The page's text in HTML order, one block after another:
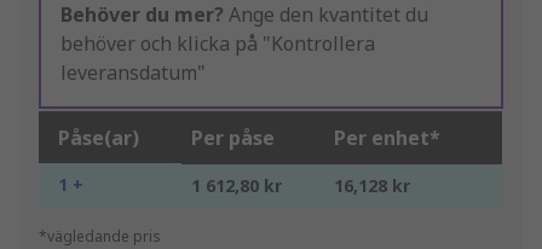
Behöver du mer? Ange den kvantitet du
behöver och klicka på "Kontrollera
leveransdatum"
Påse(ar) Per påse Per enhet*
1 + 1 612,80 kr 16,128 kr
*vägledande pris